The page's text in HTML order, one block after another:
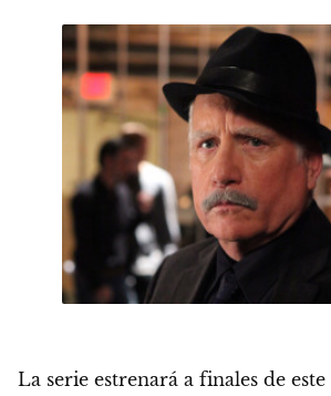
La serie estrenará a finales de